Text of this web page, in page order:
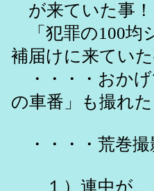
が来ていた事！
「犯罪の100均
補届けに来てい
・・・・おかげ
の車番」も撮れた
・・・・荒巻撮
１）連中が、